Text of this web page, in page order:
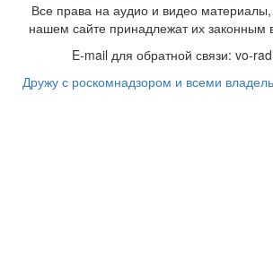
Все права на аудио и видео
нашем сайте принадлежат их законным
E-mail для обратной связи: vo-
Дружу с роскомнадзором и всеми